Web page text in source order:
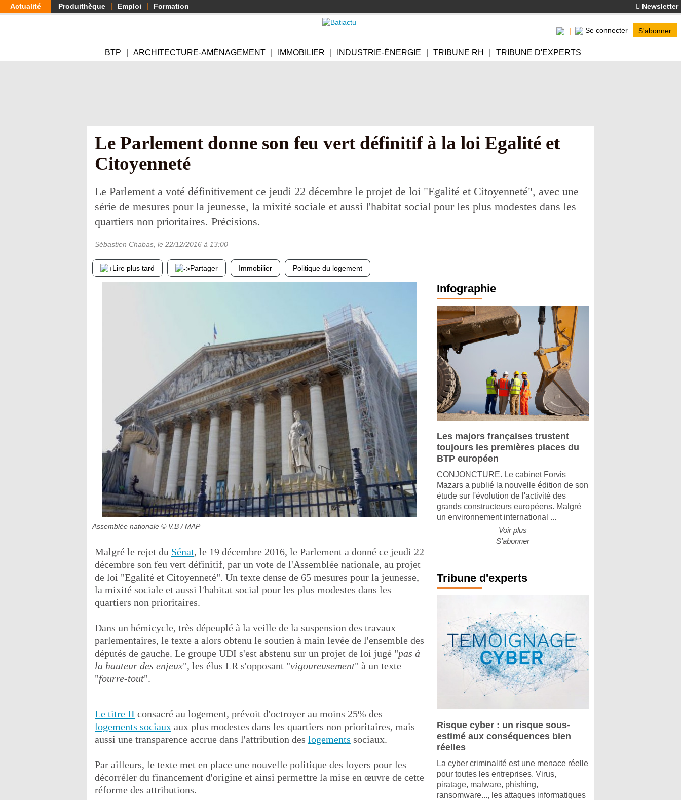
Aller
au
Actualité Produithèque Emploi Formation Newsletter
Se connecter S'abonner
BTP ARCHITECTURE-AMÉNAGEMENT IMMOBILIER INDUSTRIE-ÉNERGIE TRIBUNE RH TRIBUNE D'EXPERTS
Le Parlement donne son feu vert définitif à la loi Egalité et
Citoyenneté
Le Parlement a voté définitivement ce jeudi 22 décembre le projet de loi "Egalité et Citoyenneté", avec une
série de mesures pour la jeunesse, la mixité sociale et aussi l'habitat social pour les plus modestes dans les
quartiers non prioritaires. Précisions.
Sébastien Chabas , le 22/12/2016 à 13:00
Lire plus tard Partager Immobilier Politique du logement
Assemblée nationale © V.B / MAP
Malgré le rejet du Sénat, le 19 décembre 2016, le Parlement a donné ce jeudi 22
décembre son feu vert définitif, par un vote de l'Assemblée nationale, au projet
de loi "Egalité et Citoyenneté". Un texte dense de 65 mesures pour la jeunesse,
la mixité sociale et aussi l'habitat social pour les plus modestes dans les
quartiers non prioritaires.
Dans un hémicycle, très dépeuplé à la veille de la suspension des travaux
parlementaires, le texte a alors obtenu le soutien à main levée de l'ensemble des
députés de gauche. Le groupe UDI s'est abstenu sur un projet de loi jugé "pas à
la hauteur des enjeux", les élus LR s'opposant "vigoureusement" à un texte
"fourre-tout".
Le titre II consacré au logement, prévoit d'octroyer au moins 25% des
logements sociaux aux plus modestes dans les quartiers non prioritaires, mais
aussi une transparence accrue dans l'attribution des logements sociaux.
Par ailleurs, le texte met en place une nouvelle politique des loyers pour les
décorréler du financement d'origine et ainsi permettre la mise en œuvre de cette
réforme des attributions.
Infographie
Les majors françaises trustent
toujours les premières places du
BTP européen
CONJONCTURE. Le cabinet Forvis
Mazars a publié la nouvelle édition de son
étude sur l'évolution de l'activité des
grands constructeurs européens. Malgré
un environnement international ...
Voir plus
S'abonner
Tribune d'experts
Risque cyber : un risque sous-
estimé aux conséquences bien
réelles
La cyber criminalité est une menace réelle
pour toutes les entreprises. Virus,
piratage, malware, phishing,
ransomware..., les attaques informatiques